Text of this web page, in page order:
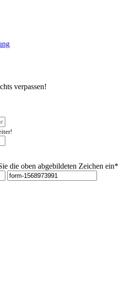
verpassen!
die oben abgebildeten Zeichen ein*